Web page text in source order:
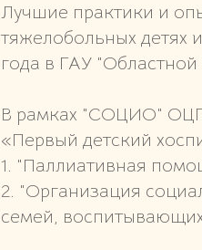
Лучшие практики и
тяжелобольных детях
года в ГАУ
В рамках "СОЦИО"
«Первый детский
1. "Паллиативная
2. "Организация
семей,